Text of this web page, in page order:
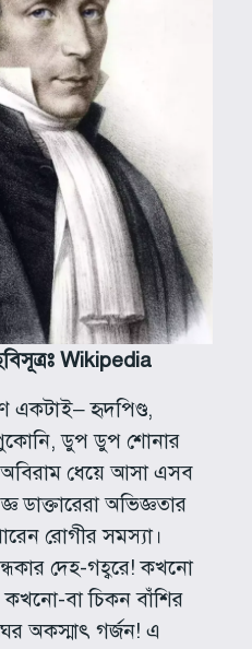
Wikipedia
একটাই– হৃদপিণ্ড,
ডুপ ডুপ শোনার
ধেয়ে আসা এসব
ডাক্তারেরা অভিজ্ঞতার
রোগীর সমস্যা।
দেহ-গহ্বরে! কখনো
বা চিকন বাঁশির
অকস্মাৎ গর্জন! এ